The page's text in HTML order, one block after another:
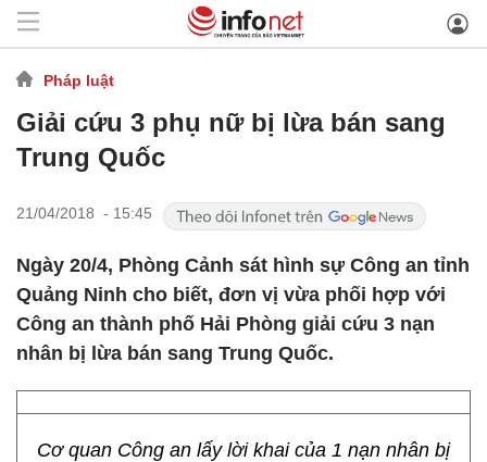
Pháp luật
Giải cứu 3 phụ nữ bị lừa bán sang
Trung Quốc
21/04/2018 - 15:45
Ngày 20/4, Phòng Cảnh sát hình sự Công an tỉnh
Quảng Ninh cho biết, đơn vị vừa phối hợp với
Công an thành phố Hải Phòng giải cứu 3 nạn
nhân bị lừa bán sang Trung Quốc.
Cơ quan Công an lấy lời khai của 1 nạn nhân bị